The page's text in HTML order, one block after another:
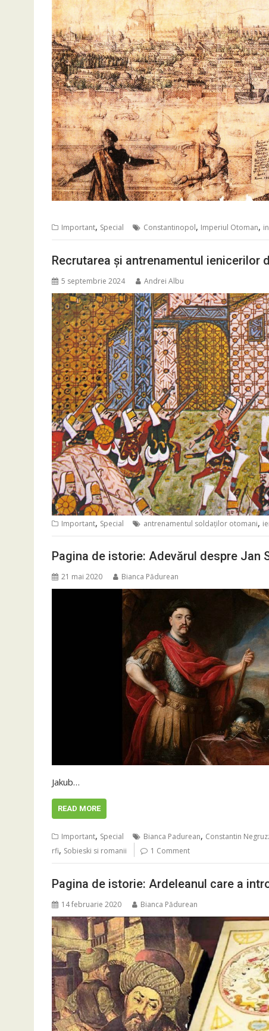
Important, Special Constantinopol, Imperiul Otoman,
Recrutarea și antrenamentul ienicerilor
5 septembrie 2024 Andrei Albu
Important, Special antrenamentul soldaților otomani,
Pagina de istorie: Adevărul despre Jan
21 mai 2020 Bianca Pădurean
Jakub…
READ MORE
Important, Special Bianca Padurean, Constantin
rfi, Sobieski si romanii 1 Comment
Pagina de istorie: Ardeleanul care a
14 februarie 2020 Bianca Pădurean